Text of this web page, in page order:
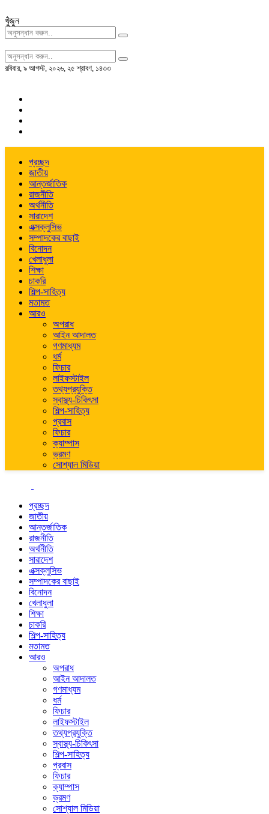
খুঁজুন
রবিবার, ৯ আগস্ট, ২০২৬, ২৫ শ্রাবণ, ১৪৩৩
প্রচ্ছদ
জাতীয়
আন্তর্জাতিক
রাজনীতি
অর্থনীতি
সারাদেশ
এক্সক্লুসিভ
সম্পাদকের বাছাই
বিনোদন
খেলাধুলা
শিক্ষা
চাকরি
শিল্প-সাহিত্য
মতামত
আরও
অপরাধ
আইন আদালত
গণমাধ্যম
ধর্ম
ফিচার
লাইফস্টাইল
তথ্যপ্রযুক্তি
স্বাস্থ্য-চিকিৎসা
শিল্প-সাহিত্য
প্রবাস
ফিচার
ক্যাম্পাস
ভ্রমণ
সোশ্যাল মিডিয়া
প্রচ্ছদ
জাতীয়
আন্তর্জাতিক
রাজনীতি
অর্থনীতি
সারাদেশ
এক্সক্লুসিভ
সম্পাদকের বাছাই
বিনোদন
খেলাধুলা
শিক্ষা
চাকরি
শিল্প-সাহিত্য
মতামত
আরও
অপরাধ
আইন আদালত
গণমাধ্যম
ধর্ম
ফিচার
লাইফস্টাইল
তথ্যপ্রযুক্তি
স্বাস্থ্য-চিকিৎসা
শিল্প-সাহিত্য
প্রবাস
ফিচার
ক্যাম্পাস
ভ্রমণ
সোশ্যাল মিডিয়া